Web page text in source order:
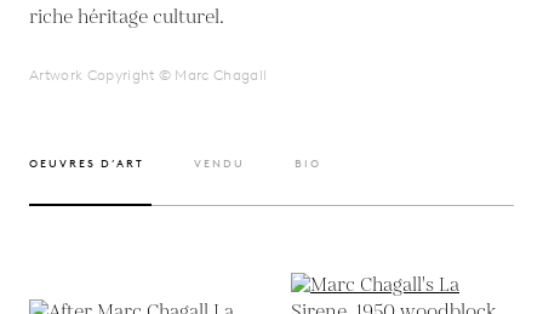
riche héritage culturel.
Artwork Copyright © Marc Chagall
OEUVRES D’ART VENDU BIO